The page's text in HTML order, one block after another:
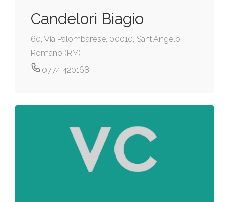
Candelori Biagio
60, Via Palombarese, 00010, Sant'Angelo
Romano (RM)
0774 420168